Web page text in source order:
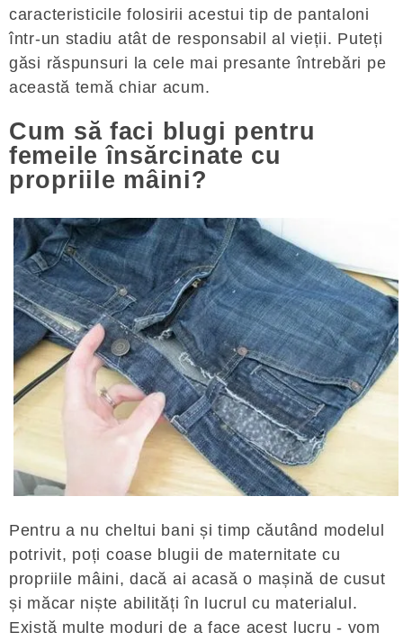
caracteristicile folosirii acestui tip de pantaloni
într-un stadiu atât de responsabil al vieții. Puteți
găsi răspunsuri la cele mai presante întrebări pe
această temă chiar acum.
Cum să faci blugi pentru
femeile însărcinate cu
propriile mâini?
Pentru a nu cheltui bani și timp căutând modelul
potrivit, poți coase blugii de maternitate cu
propriile mâini, dacă ai acasă o mașină de cusut
și măcar niște abilități în lucrul cu materialul.
Există multe moduri de a face acest lucru - vom